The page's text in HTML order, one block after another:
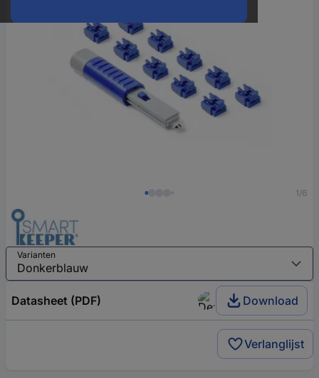
1/6
Varianten
Datasheet (PDF) Download
Verlanglijst